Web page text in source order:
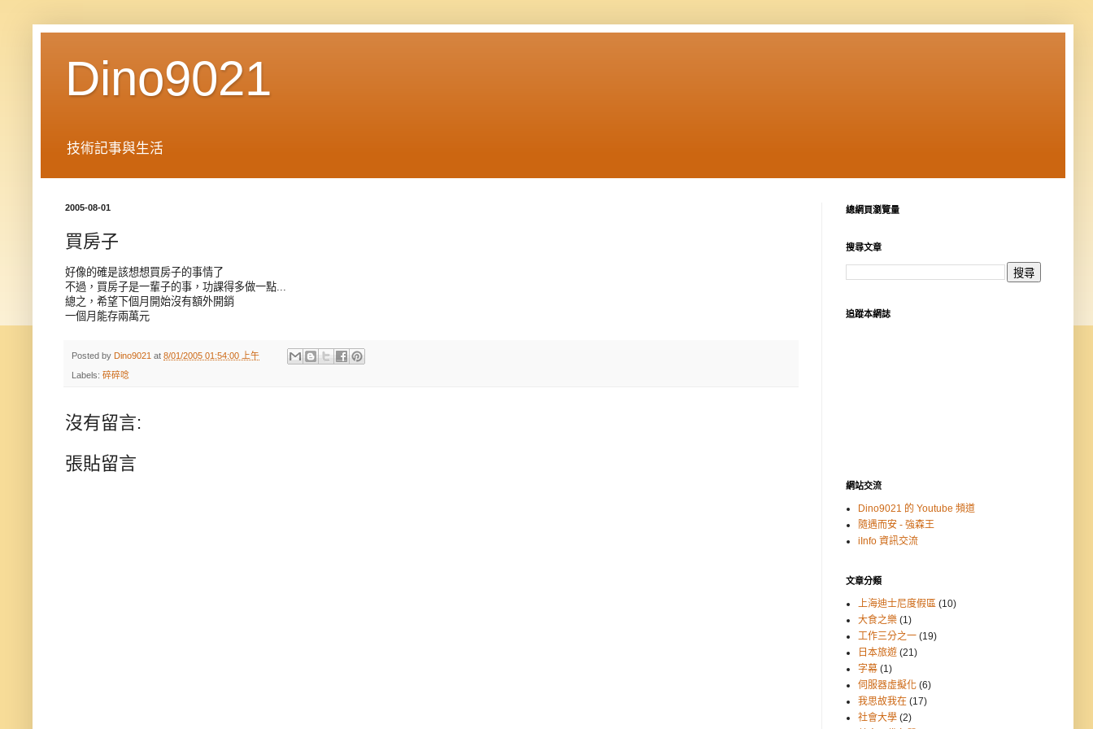
Dino9021
技術記事與生活
2005-08-01
買房子
好像的確是該想想買房子的事情了
不過，買房子是一輩子的事，功課得多做一點...
總之，希望下個月開始沒有額外開銷
一個月能存兩萬元
Posted by Dino9021 at 8/01/2005 01:54:00 上午
Labels: 碎碎唸
沒有留言:
張貼留言
總網頁瀏覽量
搜尋文章
追蹤本網誌
網站交流
Dino9021 的 Youtube 頻道
隨遇而安 - 強森王
iInfo 資訊交流
文章分類
上海迪士尼度假區 (10)
大食之樂 (1)
工作三分之一 (19)
日本旅遊 (21)
字幕 (1)
伺服器虛擬化 (6)
我思故我在 (17)
社會大學 (2)